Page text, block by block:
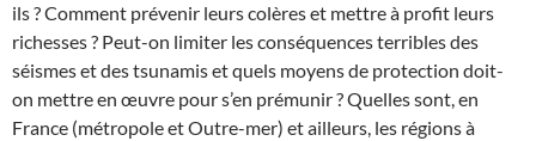
ils ? Comment prévenir leurs colères et mettre à profit leurs
richesses ? Peut-on limiter les conséquences terribles des
séismes et des tsunamis et quels moyens de protection doit-
on mettre en œuvre pour s’en prémunir ? Quelles sont, en
France (métropole et Outre-mer) et ailleurs, les régions à